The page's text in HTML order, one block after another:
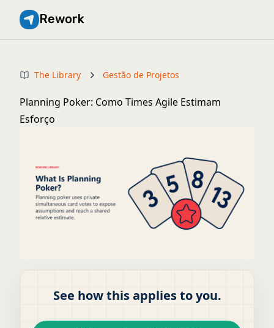
Rework
The Library Gestão de Projetos
Planning Poker: Como Times Agile Estimam
Esforço
See how this applies to you.